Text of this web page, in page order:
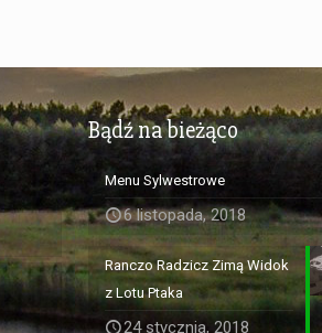
Bądź na bieżąco
Menu Sylwestrowe
6 listopada, 2018
Ranczo Radzicz Zimą Widok
z Lotu Ptaka
24 stycznia, 2018